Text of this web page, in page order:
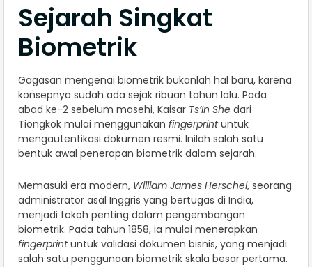
Sejarah Singkat
Biometrik
Gagasan mengenai biometrik bukanlah hal baru, karena
konsepnya sudah ada sejak ribuan tahun lalu. Pada
abad ke-2 sebelum masehi, Kaisar Ts’In She dari
Tiongkok mulai menggunakan fingerprintuntuk
mengautentikasi dokumen resmi. Inilah salah satu
bentuk awal penerapan biometrik dalam sejarah.
Memasuki era modern, William James Herschel, seorang
administrator asal Inggris yang bertugas di India,
menjadi tokoh penting dalam pengembangan
biometrik. Pada tahun 1858, ia mulai menerapkan
fingerprintuntuk validasi dokumen bisnis, yang menjadi
salah satu penggunaan biometrik skala besar pertama.